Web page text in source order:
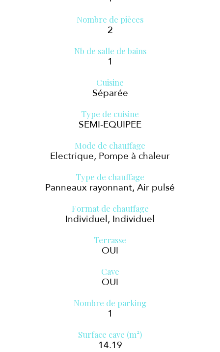
Nombre de pièces
2
Nb de salle de bains
1
Cuisine
Séparée
Type de cuisine
SEMI-EQUIPEE
Mode de chauffage
Electrique, Pompe à chaleur
Type de chauffage
Panneaux rayonnant, Air pulsé
Format de chauffage
Individuel, Individuel
Terrasse
OUI
Cave
OUI
Nombre de parking
1
Surface cave (m²)
14.19